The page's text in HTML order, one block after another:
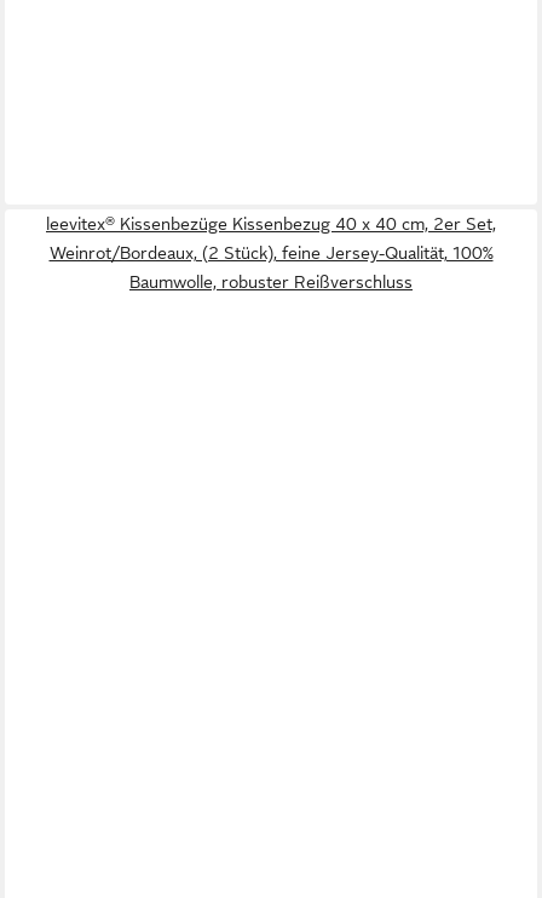
leevitex® Kissenbezüge Kissenbezug 40 x 40 cm, 2er Set,
Weinrot/Bordeaux, (2 Stück), feine Jersey-Qualität, 100%
Baumwolle, robuster Reißverschluss